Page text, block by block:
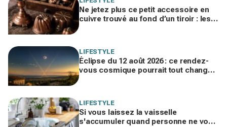
Ne jetez plus ce petit accessoire en
cuivre trouvé au fond d’un tiroir : les
LIFESTYLE
Éclipse du 12 août 2026 : ce rendez-
vous cosmique pourrait tout changer
LIFESTYLE
Si vous laissez la vaisselle
s'accumuler quand personne ne vous